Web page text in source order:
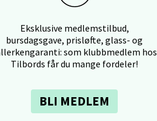
Eksklusive medlemstilbud,
bursdagsgave, prisløfte, glass- og
som klubbmedlem hos
Tilbords får du mange fordeler!
BLI MEDLEM